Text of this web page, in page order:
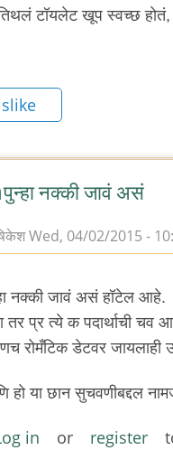
टॉयलेट खूप स्वच्छ होतं,
नक्की जावं असं
Wed, 04/02/2015 -
नक्की जावं असं हॉटेल आहे.
तर प्र त्ये क पदार्थाची चव
रोमँटिक डेटवर जायलाही
हो या छान सुचवणीबद्दल
in or register